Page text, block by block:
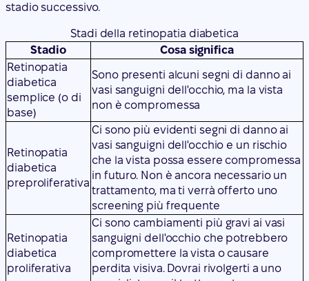
stadio successivo.
Stadi della retinopatia diabetica
Stadio
Cosa significa
Retinopatia
diabetica
semplice (o di
base)
Sono presenti alcuni segni di danno ai
vasi sanguigni dell'occhio, ma la vista
non è compromessa
Retinopatia
diabetica
preproliferativa
Ci sono più evidenti segni di danno ai
vasi sanguigni dell'occhio e un rischio
che la vista possa essere compromessa
in futuro. Non è ancora necessario un
trattamento, ma ti verrà offerto uno
screening più frequente
Retinopatia
diabetica
proliferativa
Ci sono cambiamenti più gravi ai vasi
sanguigni dell'occhio che potrebbero
compromettere la vista o causare
perdita visiva. Dovrai rivolgerti a uno